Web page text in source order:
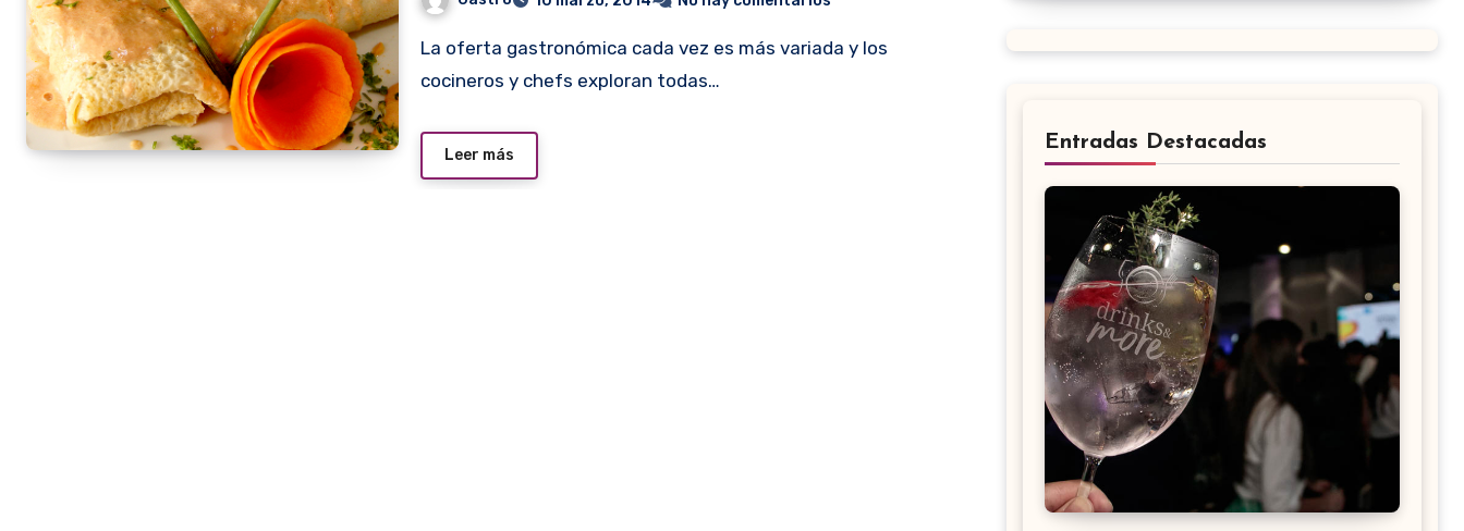
La oferta gastronómica cada vez es más variada y los
cocineros y chefs exploran todas…
Leer más
Entradas Destacadas